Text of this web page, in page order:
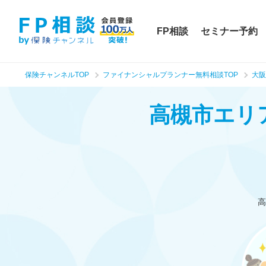
FP相談 セミナー予約
保険チャンネルTOP ファイナンシャルプランナー無料相談TOP 大
高槻市エリ